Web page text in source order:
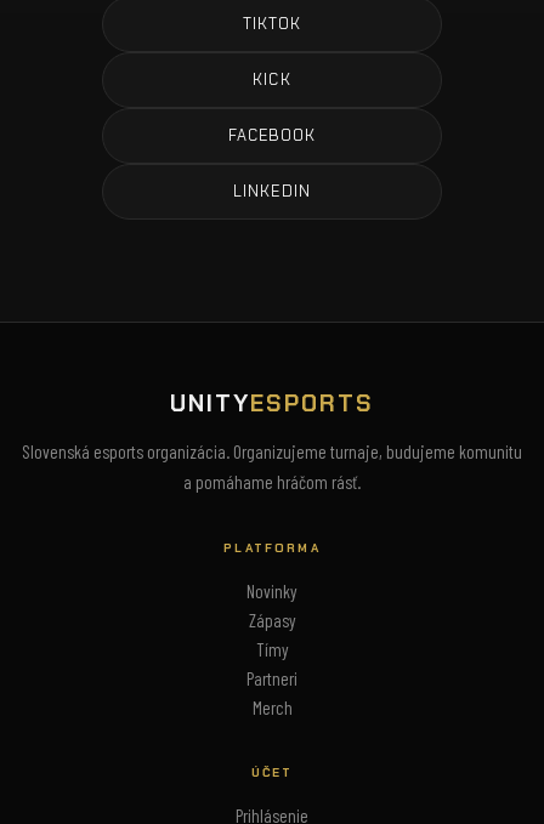
TIKTOK
KICK
FACEBOOK
LINKEDIN
UNITYESPORTS
Slovenská esports organizácia. Organizujeme turnaje, budujeme komunitu
a pomáhame hráčom rásť.
PLATFORMA
Novinky
Zápasy
Tímy
Partneri
Merch
ÚČET
Prihlásenie